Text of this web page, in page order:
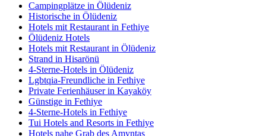
Campingplätze in Ölüdeniz
Historische in Ölüdeniz
Hotels mit Restaurant in Fethiye
Ölüdeniz Hotels
Hotels mit Restaurant in Ölüdeniz
Strand in Hisarönü
4-Sterne-Hotels in Ölüdeniz
Lgbtqia-Freundliche in Fethiye
Private Ferienhäuser in Kayaköy
Günstige in Fethiye
4-Sterne-Hotels in Fethiye
Tui Hotels and Resorts in Fethiye
Hotels nahe Grab des Amyntas